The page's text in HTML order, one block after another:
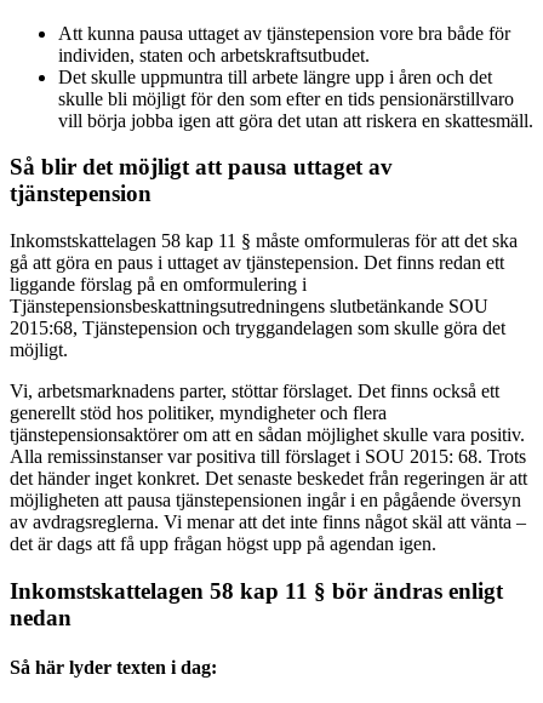
Att kunna pausa uttaget av tjänstepension vore bra både för
individen, staten och arbetskraftsutbudet.
Det skulle uppmuntra till arbete längre upp i åren och det
skulle bli möjligt för den som efter en tids pensionärstillvaro
vill börja jobba igen att göra det utan att riskera en skattesmäll.
Så blir det möjligt att pausa uttaget av
tjänstepension
Inkomstskattelagen 58 kap 11 § måste omformuleras för att det ska
gå att göra en paus i uttaget av tjänstepension. Det finns redan ett
liggande förslag på en omformulering i
Tjänstepensionsbeskattningsutredningens slutbetänkande SOU
2015:68, Tjänstepension och tryggandelagen som skulle göra det
möjligt.
Vi, arbetsmarknadens parter, stöttar förslaget. Det finns också ett
generellt stöd hos politiker, myndigheter och flera
tjänstepensionsaktörer om att en sådan möjlighet skulle vara positiv.
Alla remissinstanser var positiva till förslaget i SOU 2015: 68. Trots
det händer inget konkret. Det senaste beskedet från regeringen är att
möjligheten att pausa tjänstepensionen ingår i en pågående översyn
av avdragsreglerna. Vi menar att det inte finns något skäl att vänta –
det är dags att få upp frågan högst upp på agendan igen.
Inkomstskattelagen 58 kap 11 § bör ändras enligt
nedan
Så här lyder texten i dag: